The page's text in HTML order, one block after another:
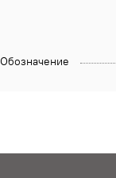
Обозначение